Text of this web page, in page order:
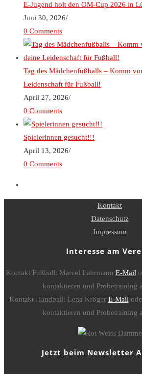
E-Jugend holt den OM-Cup 2026 in
Juni 30, 2026/
0 Comments
Tag des Mädchenfußballs – Komm
Leidenschaft für Fußball!
April 27, 2026/
0 Comments
Spielerinnen gesucht!!!
April 13, 2026/
0 Comments
Kontakt
Datenschutz
Impressum
Interesse am
Kontakt Fußball: Marcel Lahrmann E-Mail
kontaktieren und Probetraining
Kontakt Handball: Lena Kröger E-Mail
kontaktieren und Probetraining
Jetzt beim Newsletter